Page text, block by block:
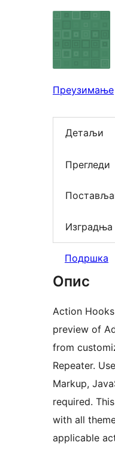
Преузимање
Детаљи
Прегледи
Изградња
Подршка
Опис
Action
preview of
from
Repeater.
Markup,
required.
with all
applicable